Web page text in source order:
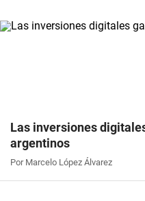
Las inversiones
argentinos
Por Marcelo López Álvarez